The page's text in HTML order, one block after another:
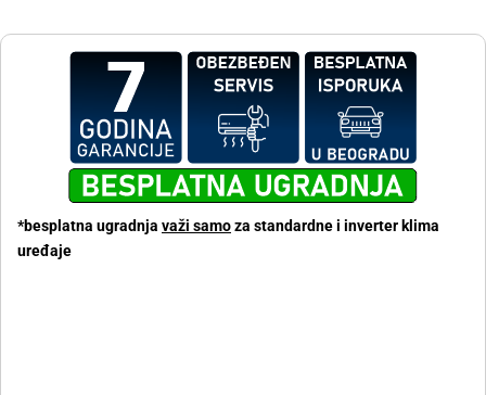
*besplatna ugradnja važi samoza standardne i inverter klima
uređaje